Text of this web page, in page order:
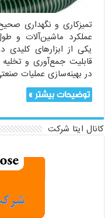
تمیزکاری و نگهداری
عملکرد ماشین‌آلات و
یکی از ابزارهای
قابلیت جمع‌آوری و
در بهینه‌سازی عملیات
توضیحات بیشتر »
کانال ایتا شرکت